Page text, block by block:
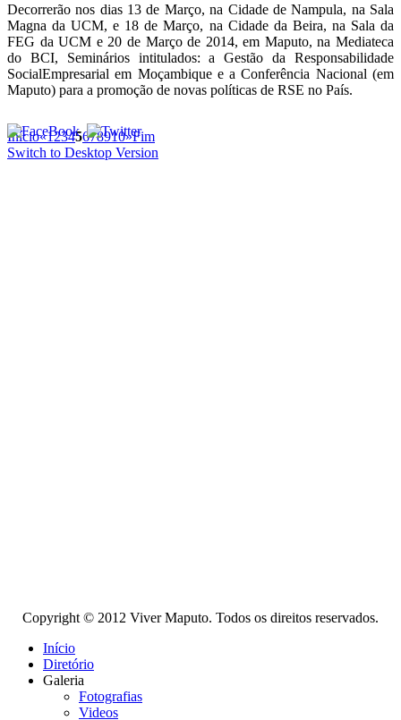
Decorrerão nos dias 13 de Março, na Cidade de Nampula, na Sala
Magna da UCM, e 18 de Março, na Cidade da Beira, na Sala da
FEG da UCM e 20 de Março de 2014, em Maputo, na Mediateca
do BCI, Seminários intitulados: a Gestão da Responsabilidade
SocialEmpresarial em Moçambique e a Conferência Nacional (em
Maputo) para a promoção de novas políticas de RSE no País.
Início«12345678910»Fim
Switch to Desktop Version
Copyright © 2012 Viver Maputo. Todos os direitos reservados.
Início
Diretório
Galeria
Fotografias
Videos